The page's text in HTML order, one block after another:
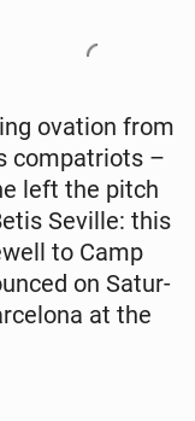
ovation from
com­pa­tri­ots –
left the pitch
Seville: this
to Camp
on Sat­ur­
at the